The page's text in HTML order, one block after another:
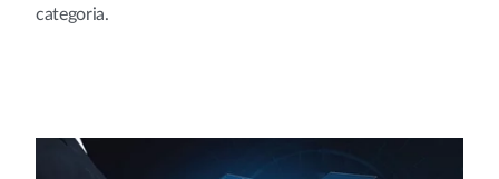
categoria.